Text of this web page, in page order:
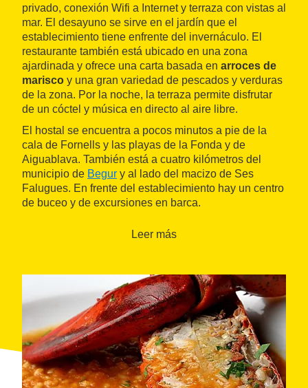
privado, conexión Wifi a Internet y terraza con vistas al
mar. El desayuno se sirve en el jardín que el
establecimiento tiene enfrente del invernáculo. El
restaurante también está ubicado en una zona
ajardinada y ofrece una carta basada en arroces de
marisco y una gran variedad de pescados y verduras
de la zona. Por la noche, la terraza permite disfrutar
de un cóctel y música en directo al aire libre.
El hostal se encuentra a pocos minutos a pie de la
cala de Fornells y las playas de la Fonda y de
Aiguablava. También está a cuatro kilómetros del
municipio de Begur y al lado del macizo de Ses
Falugues. En frente del establecimiento hay un centro
de buceo y de excursiones en barca.
Leer más